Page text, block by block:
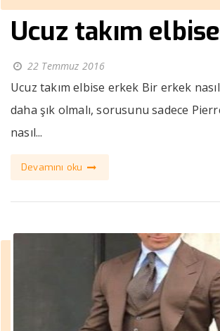
Ucuz takım
22 Temmuz 2016
Ucuz takım elbise erkek Bir erkek
daha şık olmalı, sorusunu sadece
nasıl...
Devamını oku